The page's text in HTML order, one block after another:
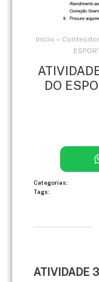
Início »
DO
Categorias:
Tags:
ATIVIDADE